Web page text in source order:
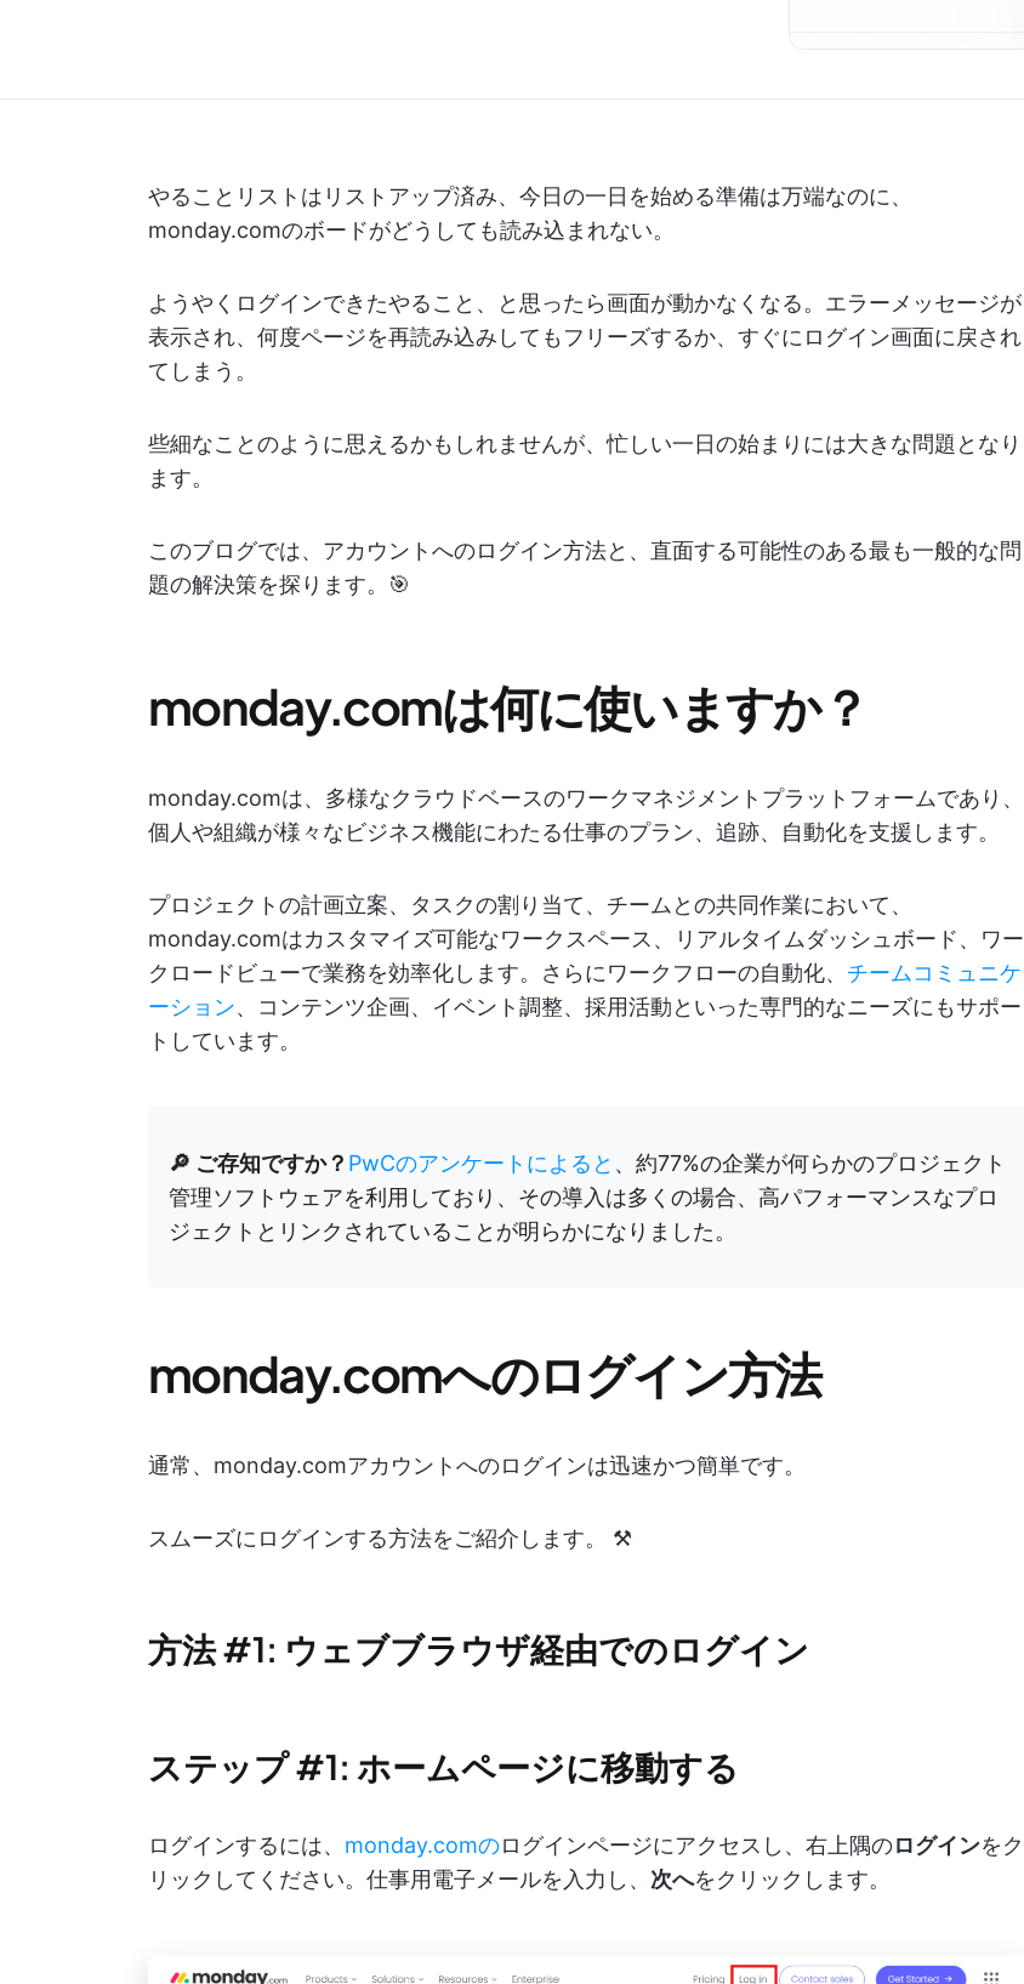
やることリストはリストアップ済み、今日の一日を始める準備は万端なのに、
monday.comのボードがどうしても読み込まれない。
ようやくログインできたやること、と思ったら画面が動かなくなる。エラーメッセージが
表示され、何度ページを再読み込みしてもフリーズするか、すぐにログイン画面に戻され
てしまう。
些細なことのように思えるかもしれませんが、忙しい一日の始まりには大きな問題となり
ます。
このブログでは、アカウントへのログイン方法と、直面する可能性のある最も一般的な問
題の解決策を探ります。🎯
monday.comは何に使いますか？
monday.comは、多様なクラウドベースのワークマネジメントプラットフォームであり、
個人や組織が様々なビジネス機能にわたる仕事のプラン、追跡、自動化を支援します。
プロジェクトの計画立案、タスクの割り当て、チームとの共同作業において、
monday.comはカスタマイズ可能なワークスペース、リアルタイムダッシュボード、ワー
クロードビューで業務を効率化します。さらにワークフローの自動化、 チームコミュニケ
ーション、コンテンツ企画、イベント調整、採用活動といった専門的なニーズにもサポー
トしています。
🔎 ご存知ですか？ PwCのアンケートによると 、約77%の企業が何らかのプロジェクト
管理ソフトウェアを利用しており、その導入は多くの場合、高パフォーマンスなプロ
ジェクトとリンクされていることが明らかになりました。
monday.comへのログイン方法
通常、monday.comアカウントへのログインは迅速かつ簡単です。
スムーズにログインする方法をご紹介します。 ⚒️
方法 #1: ウェブブラウザ経由でのログイン
ステップ #1: ホームページに移動する
ログインするには、 monday.comのログインページにアクセスし、右上隅のログインをク
リックしてください。仕事用電子メールを入力し、 次へをクリックします。